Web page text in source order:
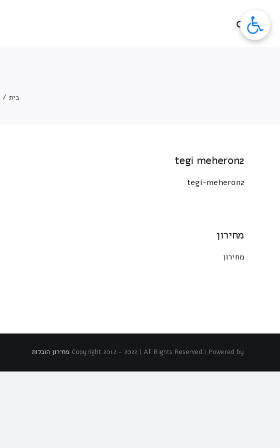
בית /
tegi meheron2
tegi-meheron2
מחירון
מחירון
Copyright 2012 - 2022 | All Rights Reserved | Powered by מחירון הובלות